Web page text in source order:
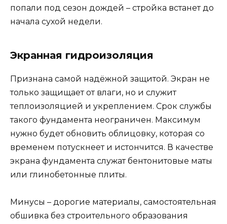
попали под сезон дождей – стройка встанет до
начала сухой недели.
Экранная гидроизоляция
Признана самой надёжной защитой. Экран не
только защищает от влаги, но и служит
теплоизоляцией и укреплением. Срок службы
такого фундамента неограничен. Максимум
нужно будет обновить облицовку, которая со
временем потускнеет и истончится. В качестве
экрана фундамента служат бентонитовые маты
или глинобетонные плиты.
Минусы – дорогие материалы, самостоятельная
обшивка без строительного образования